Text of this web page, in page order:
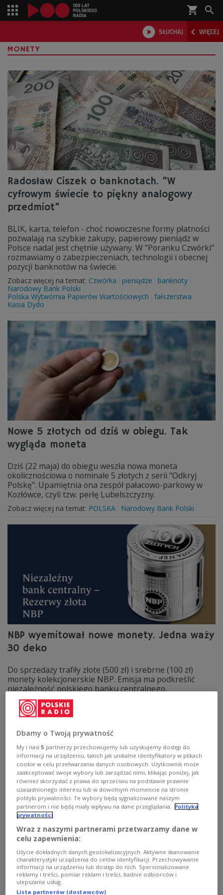
shopping_cart 
 SŁUCHAJ  WIĘCEJ

MONETY
Radosław Ciszek o banknotach. "W
cyfrowym świecie to piękny analogowy
przedmiot"
BLIK, karta, telefon - choć nowoczesne formy płatności
pozwalają na szybkie zakupy, papierowy pieniądz w
Polsce nadal jest chętnie używany. W "Poranku Czwórki"
rozmawiamy o zabezpieczeniach, technologii i obecnej
pozycji banknotów na świecie.
Zobacz więcej na temat: Czwórka pieniądze
banknoty
Narodowy Bank Polski
Polska Wytwórnia Papierów Wartościowych
fałszerstwa
Kasia Dydo
Nowe 5 złotych od dziś w obiegu. Tak
wygląda moneta
Dziś (22 maja) do obiegu weszła nowa moneta
okolicznościowa o nominale 5 złotych z serii "Odkryj
Polskę". Upamiętnia ona zespół pałacowo-parkowy w
Kozłówce, czyli tzw. perłę Lubelszczyzny.
Zobacz więcej na temat: POLSKA Narodowy Bank Polski
NBP wyemitował nowe monety. Jedna waży
30 deko
Do sprzedaży trafiły złote (500 zł) i srebrne (100 zł)
monety kolekcjonerskie NBP. Emisja ma podkreślić
niezależność polskiego banku centralnego.
Zobacz więcej na temat:
bank centralny złoto
Jak inwestować w srebro? Poradnik luty
2026
Na przełomie stycznia i lutego srebro, które w ostatnim
czasie wspinało się po drabince cenowej, spadło z niej o
kilka dobrych pięter. W połączeniu ze zmianami w
Dbamy o Twoją prywatność
My i nasi5 partnerzy przechowujemy lub uzyskujemy dostęp do
informacji na urządzeniu, takich jak unikalne identyfikatory w plikach
cookie w celu przetwarzania danych osobowych. Użytkownik może
zaakceptować swoje wybory lub zarządzać nimi, klikając poniżej, jak
również skorzystać z prawa do sprzeciwu na podstawie prawnie
uzasadnionego interesu lub w dowolnym momencie na stronie
polityki prywatności. Te wybory będą sygnalizowane naszym
partnerom i nie będą miały wpływu na dane przeglądania.
Polityka
prywatności
Wraz z naszymi partnerami przetwarzamy dane w
celu zapewnienia:
Użycie dokładnych danych geolokalizacyjnych. Aktywne skanowanie
charakterystyki urządzenia do celów identyfikacji. Przechowywanie
informacji na urządzeniu lub dostęp do nich. Spersonalizowane
reklamy i treści, pomiar reklam i treści, badnie odbiorców i
ulepszanie usług.
Lista partnerów (dostawców)